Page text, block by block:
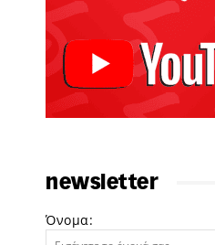
newsletter
Όνομα: